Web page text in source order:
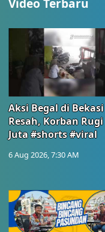
Video Terbaru
Aksi Begal di
Resah, Korban Rugi
Juta #shorts #viral
6 Aug 2026, 7:30 AM